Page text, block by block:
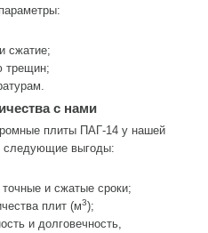
сжатие;
трещин;
с нами
плиты ПАГ-14 у нашей
следующие выгоды:
точные и сжатые сроки;
плит (м3);
и долговечность,